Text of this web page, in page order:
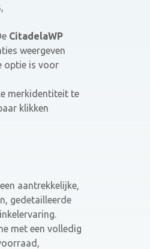
CitadelaWP
weergeven
optie is voor
merkidentiteit te
klikken
aantrekkelijke,
gedetailleerde
met een volledig